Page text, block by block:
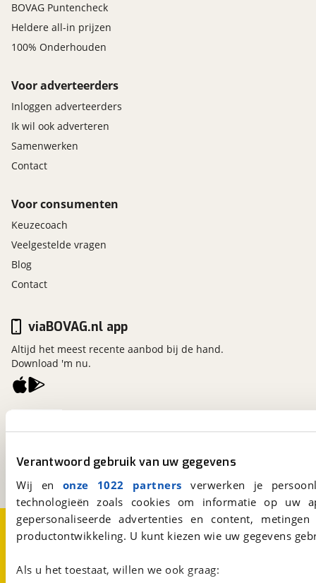
Verantwoord gebruik van uw gegevens
Wij en onze 1022 partners verwerken je
technologieën zoals cookies om informatie op
gepersonaliseerde advertenties en content,
productontwikkeling. U kunt kiezen wie uw gegevens
Als u het toestaat, willen we ook graag:
BOVAG Puntencheck
Heldere all-in prijzen
100% Onderhouden
Voor adverteerders
Inloggen adverteerders
Ik wil ook adverteren
Samenwerken
Contact
Voor consumenten
Keuzecoach
Veelgestelde vragen
Blog
Contact
Een initiatief van
viaBOVAG.nl app
Altijd het meest recente aanbod bij de hand.
Download 'm nu.
Over viaBOVAG.nlDisclaimer- en Privacyverklaring
CookievoorkeurenVacatures